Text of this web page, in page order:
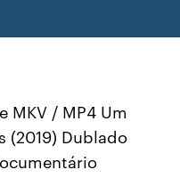
MKV / MP4 Um
(2019) Dublado